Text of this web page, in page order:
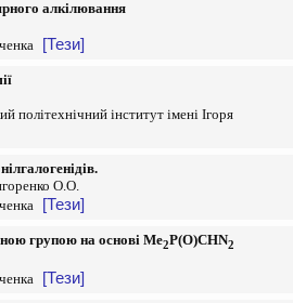
алкілювання
[Тези]
політехнічний інститут імені Ігоря
О.О.
[Тези]
групою на основі Me2P(O)CHN2
[Тези]